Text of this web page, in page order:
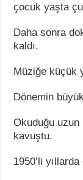
çocuk yaşta
Daha sonra
kaldı.
Müziğe küçük
Dönemin
Okuduğu
kavuştu.
1950’li